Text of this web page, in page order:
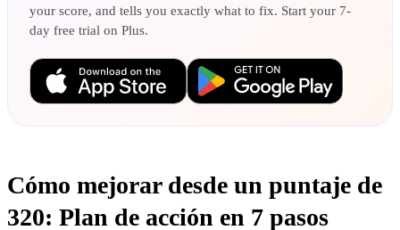
your score, and tells you exactly what to fix. Start your 7-
day free trial on Plus.
Cómo mejorar desde un puntaje de
320: Plan de acción en 7 pasos